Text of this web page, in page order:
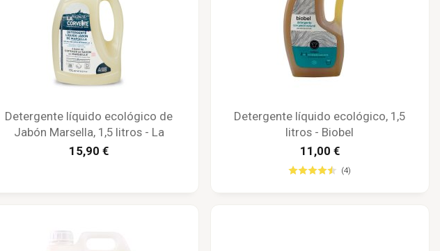
Detergente líquido ecológico de
Jabón Marsella, 1,5 litros - La
Corvette
15,90 €
Detergente líquido ecológico, 1,5
litros - Biobel
11,00 €
(4)